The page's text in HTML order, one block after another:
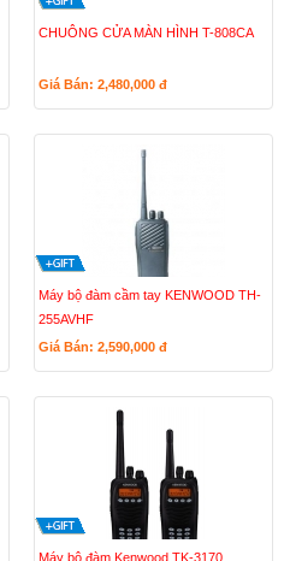
CHUÔNG CỬA MÀN HÌNH T-808CA
Giá Bán: 2,480,000 đ
Máy bộ đàm cầm tay KENWOOD TH-
255AVHF
Giá Bán: 2,590,000 đ
Máy bộ đàm Kenwood TK-3170